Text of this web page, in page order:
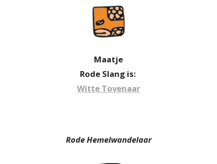
Maatje
Rode Slang is:
Witte Tovenaar
Rode Hemelwandelaar